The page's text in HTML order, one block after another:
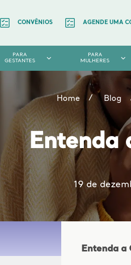
CONVÊNIOS AGENDE UMA
PARA
GESTANTES
PARA
MULHERES
Home Blog
Entenda
19 de
Entenda a